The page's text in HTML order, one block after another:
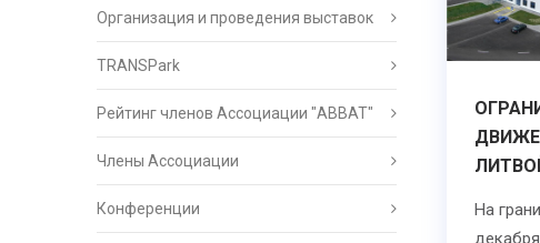
Организация и проведения выставок
TRANSPark
Рейтинг членов Ассоциации "АВВАТ"
Члены Ассоциации
Конференции
На